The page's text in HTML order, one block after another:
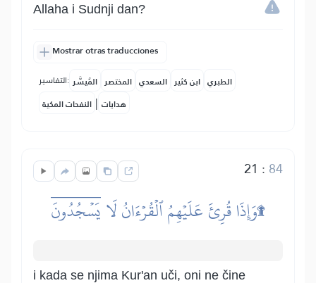
Allaha i Sudnji dan?
Mostrar otras traducciones
التفاسير: المُيسَّر المختصر السعدي ابن كثير الطبري
النفحات المكية | هدايات
21 : 84
وَإِذَا قُرِئَ عَلَيۡهِمُ ٱلۡقُرۡءَانُ لَا يَسۡجُدُونَۤ۩
i kada se njima Kur'an uči, oni ne čine